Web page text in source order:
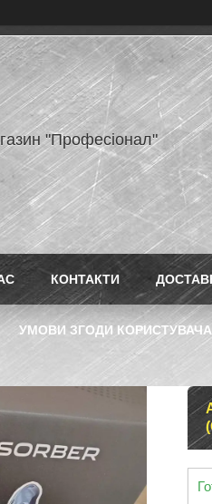
"Професіонал"
КОНТАКТИ
УМОВИ ЗГОДИ КОРИСТУВАЧА